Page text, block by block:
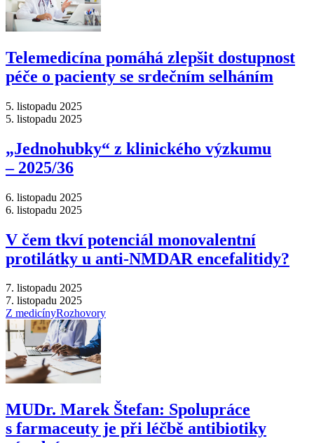
Telemedicína pomáhá zlepšit dostupnost
péče o pacienty se srdečním selháním
5. listopadu 2025
5. listopadu 2025
„Jednohubky“ z klinického výzkumu
–⁠ 2025/36
6. listopadu 2025
6. listopadu 2025
V čem tkví potenciál monovalentní
protilátky u anti-NMDAR encefalitidy?
7. listopadu 2025
7. listopadu 2025
Z medicínyRozhovory
MUDr. Marek Štefan: Spolupráce
s farmaceuty je při léčbě antibiotiky